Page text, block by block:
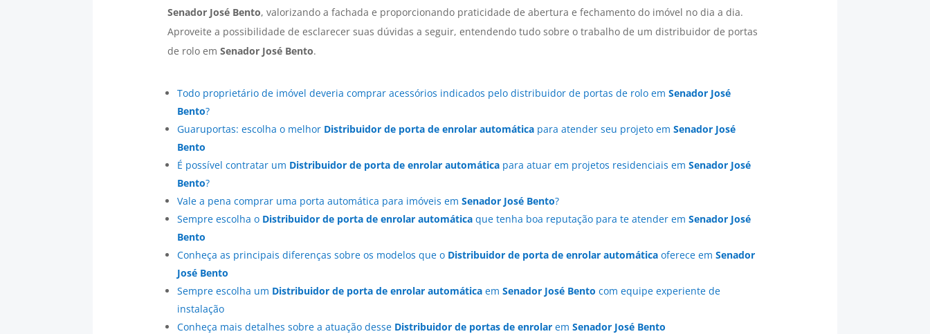
Senador José Bento, valorizando a fachada e proporcionando praticidade de abertura e fechamento do imóvel no dia a dia.
Aproveite a possibilidade de esclarecer suas dúvidas a seguir, entendendo tudo sobre o trabalho de um distribuidor de portas
de rolo em Senador José Bento.
Todo proprietário de imóvel deveria comprar acessórios indicados pelo distribuidor de portas de rolo em Senador José
Bento?
Guaruportas: escolha o melhor Distribuidor de porta de enrolar automáticapara atender seu projeto em Senador José
Bento
É possível contratar um Distribuidor de porta de enrolar automáticapara atuar em projetos residenciais em Senador José
Bento?
Vale a pena comprar uma porta automática para imóveis em Senador José Bento?
Sempre escolha o Distribuidor de porta de enrolar automáticaque tenha boa reputação para te atender em Senador José
Bento
Conheça as principais diferenças sobre os modelos que o Distribuidor de porta de enrolar automáticaoferece em Senador
José Bento
Sempre escolha um Distribuidor de porta de enrolar automáticaem Senador José Bento com equipe experiente de
instalação
Conheça mais detalhes sobre a atuação desse Distribuidor de portas de enrolarem Senador José Bento